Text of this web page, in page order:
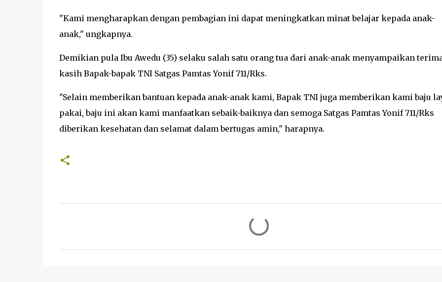
"Kami mengharapkan dengan pembagian ini dapat meningkatkan minat belajar kepada anak-
anak," ungkapnya.
Demikian pula Ibu Awedu (35) selaku salah satu orang tua dari anak-anak menyampaikan
kasih Bapak-bapak TNI Satgas Pamtas Yonif 711/Rks.
"Selain memberikan bantuan kepada anak-anak kami, Bapak TNI juga memberikan kami baju
pakai, baju ini akan kami manfaatkan sebaik-baiknya dan semoga Satgas Pamtas Yonif 711/Rks
diberikan kesehatan dan selamat dalam bertugas amin," harapnya.